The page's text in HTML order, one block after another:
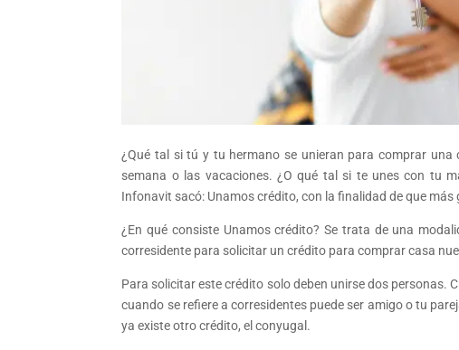
¿Qué tal si tú y tu hermano se unieran para comprar
semana o las vacaciones. ¿O qué tal si te unes con tu
Infonavit sacó: Unamos crédito, con la finalidad de que
¿En qué consiste Unamos crédito? Se trata de una
corresidente para solicitar un crédito para comprar casa
Para solicitar este crédito solo deben unirse dos personas.
cuando se refiere a corresidentes puede ser amigo o tu
ya existe otro crédito, el conyugal.